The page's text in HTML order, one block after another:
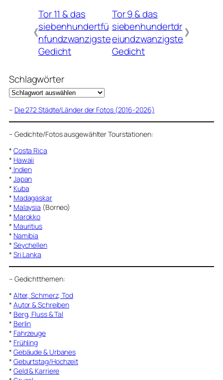
《
Tor 11 & das
siebenhundertfü
nfundzwanzigste
Gedicht
Tor 9 & das
siebenhundertdr
eiundzwanzigste
Gedicht
》
Schlagwörter
– Die 272 Städte/Länder der Fotos (2016-2026)
– Gedichte/Fotos ausgewählter Tourstationen:
* Costa Rica
* Hawaii
* Indien
* Japan
* Kuba
* Madagaskar
* Malaysia (Borneo)
* Marokko
* Mauritius
* Namibia
* Seychellen
* Sri Lanka
– Gedichtthemen:
* Alter, Schmerz, Tod
* Autor & Schreiben
* Berg, Fluss & Tal
* Berlin
* Fahrzeuge
* Frühling
* Gebäude & Urbanes
* Geburtstag/Hochzeit
* Geld & Karriere